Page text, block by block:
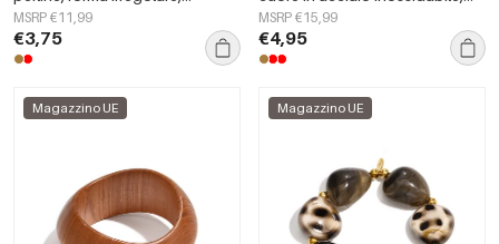
semplici, per tutti i giorni, serie
Simple, gioielli da donna
MSRP €11,99
€3,75
serie Simple Daily Simple, gioielli
da donna
MSRP €15,99
€4,95
Magazzino UE Magazzino UE